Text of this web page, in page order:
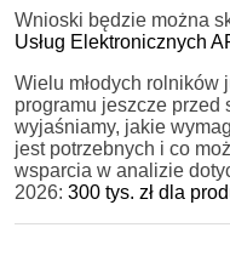
Wnioski będzie można
Usług Elektronicznych
Wielu młodych rolników
programu jeszcze przed
wyjaśniamy, jakie
jest potrzebnych i co
wsparcia w analizie
2026: 300 tys. zł dla